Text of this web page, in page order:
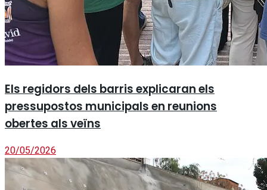
Els regidors dels barris explicaran els
pressupostos municipals en reunions
obertes als veïns
20/05/2026